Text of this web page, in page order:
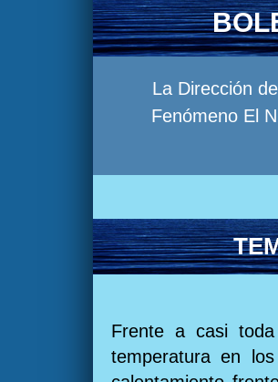
La Dirección
Fenómeno El
Frente a casi
temperatura en